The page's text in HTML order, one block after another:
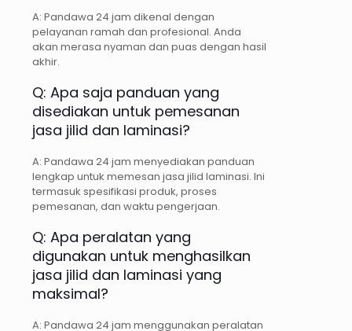
A: Pandawa 24 jam dikenal dengan
pelayanan ramah dan profesional. Anda
akan merasa nyaman dan puas dengan hasil
akhir.
Q: Apa saja panduan yang
disediakan untuk pemesanan
jasa jilid dan laminasi?
A: Pandawa 24 jam menyediakan panduan
lengkap untuk memesan jasa jilid laminasi. Ini
termasuk spesifikasi produk, proses
pemesanan, dan waktu pengerjaan.
Q: Apa peralatan yang
digunakan untuk menghasilkan
jasa jilid dan laminasi yang
maksimal?
A: Pandawa 24 jam menggunakan peralatan